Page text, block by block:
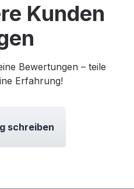
Kunden
Bewertungen – teile
Erfahrung!
schreiben